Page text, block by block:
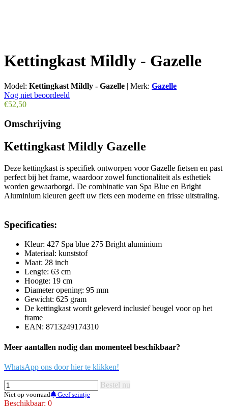
Kettingkast Mildly - Gazelle
Model: Kettingkast Mildly - Gazelle | Merk: Gazelle
Nog niet beoordeeld
€52,50
Omschrijving
Kettingkast Mildly Gazelle
Deze kettingkast is specifiek ontworpen voor Gazelle fietsen en past
perfect bij het frame, waardoor zowel functionaliteit als esthetiek
worden gewaarborgd. De combinatie van Spa Blue en Bright
Aluminium kleuren geeft uw fiets een moderne en frisse uitstraling.
Specificaties:
Kleur: 427 Spa blue 275 Bright aluminium
Materiaal: kunststof
Maat: 28 inch
Lengte: 63 cm
Hoogte: 19 cm
Diameter opening: 95 mm
Gewicht: 625 gram
De kettingkast wordt geleverd inclusief beugel voor op het
frame
EAN: 8713249174310
Meer aantallen nodig dan momenteel beschikbaar?
WhatsApp ons door hier te klikken!
Bestel nu
Niet op voorraad Geef seintje
Beschikbaar: 0